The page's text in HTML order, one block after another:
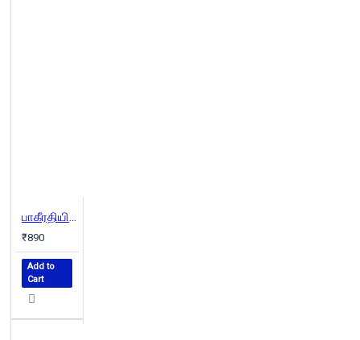
பாகீரதியின் மதியம்
₹890
Add to
Cart